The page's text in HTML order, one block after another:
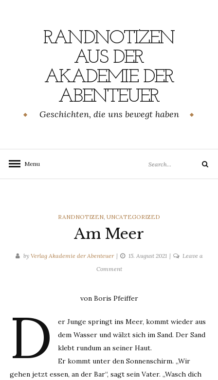
RANDNOTIZEN
AUS DER
AKADEMIE DER
ABENTEUER
Geschichten, die uns bewegt haben
Menu
for:
Search
CATEGORIES
RANDNOTIZEN, UNCATEGORIZED
Am Meer
by Verlag Akademie der Abenteuer 15. August 2021
Leave a
Commenton
von Boris Pfeiffer
D
er Junge springt ins Meer, kommt wieder aus
dem Wasser und wälzt sich im Sand. Der Sand
klebt rundum an seiner Haut.
Er kommt unter den Sonnenschirm. „Wir
gehen jetzt essen, an der Bar“, sagt sein Vater. „Wasch dich